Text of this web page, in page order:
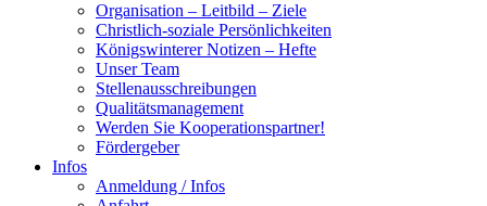
Organisation – Leitbild – Ziele
Christlich-soziale Persönlichkeiten
Königswinterer Notizen – Hefte
Unser Team
Stellenausschreibungen
Qualitätsmanagement
Werden Sie Kooperationspartner!
Fördergeber
Infos
Anmeldung / Infos